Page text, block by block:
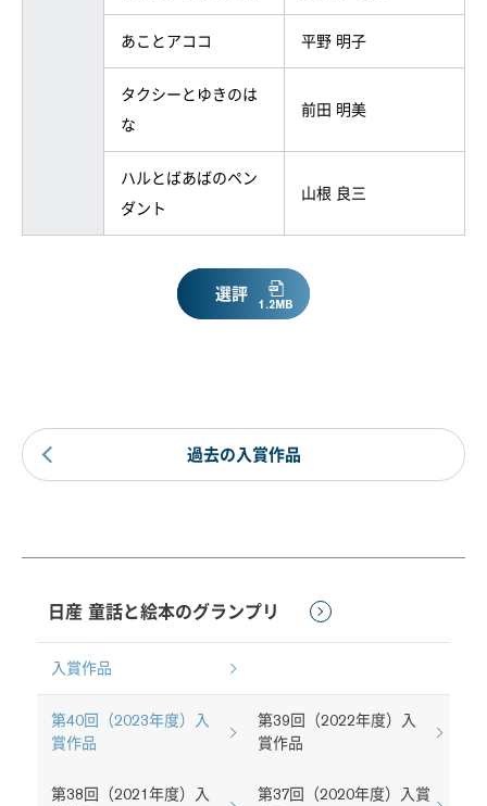
あことアココ 平野 明子
タクシーとゆきのは
な
前田 明美
ハルとばあばのペン
ダント
山根 良三
選評
過去の入賞作品
日産 童話と絵本のグランプリ
入賞作品
第40回（2023年度）入
賞作品
第39回（2022年度）入
賞作品
第38回（2021年度）入
第37回（2020年度）入賞